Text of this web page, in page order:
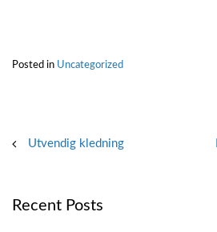
Posted in Uncategorized
Post
Utvendig kledning
Recent Posts